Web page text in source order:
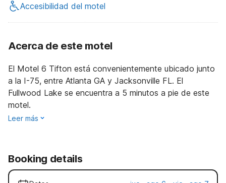
Accesibilidad del motel
Acerca de este motel
El Motel 6 Tifton está convenientemente ubicado junto
a la I-75, entre Atlanta GA y Jacksonville FL. El
Fullwood Lake se encuentra a 5 minutos a pie de este
motel.
Leer más
Booking details